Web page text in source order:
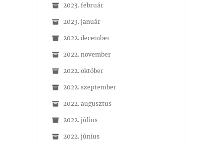
2023. február
2023. január
2022. december
2022. november
2022. október
2022. szeptember
2022. augusztus
2022. július
2022. június